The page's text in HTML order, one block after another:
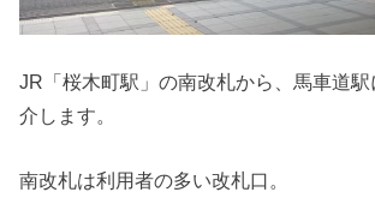
JR「桜木町駅」の南改札から、馬車道
介します。
南改札は利用者の多い改札口。